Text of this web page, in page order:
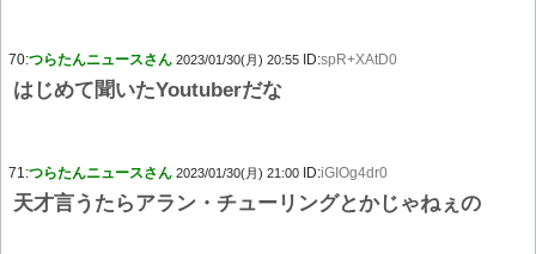
70:つらたんニュースさん 2023/01/30(月) 20:55 ID:spR+XAtD0
はじめて聞いたYoutuberだな
71:つらたんニュースさん 2023/01/30(月) 21:00 ID:iGIOg4dr0
天才言うたらアラン・チューリングとかじゃねぇの